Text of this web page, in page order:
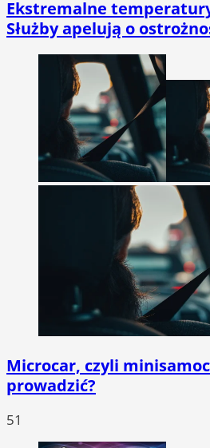
Ekstremalne
Służby apelują o
Microcar, czyli
prowadzić?
51